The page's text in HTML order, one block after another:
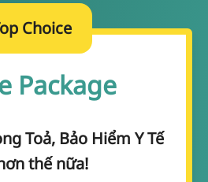
Choice
Package
Toả, Bảo Hiểm Y Tế
thế nữa!